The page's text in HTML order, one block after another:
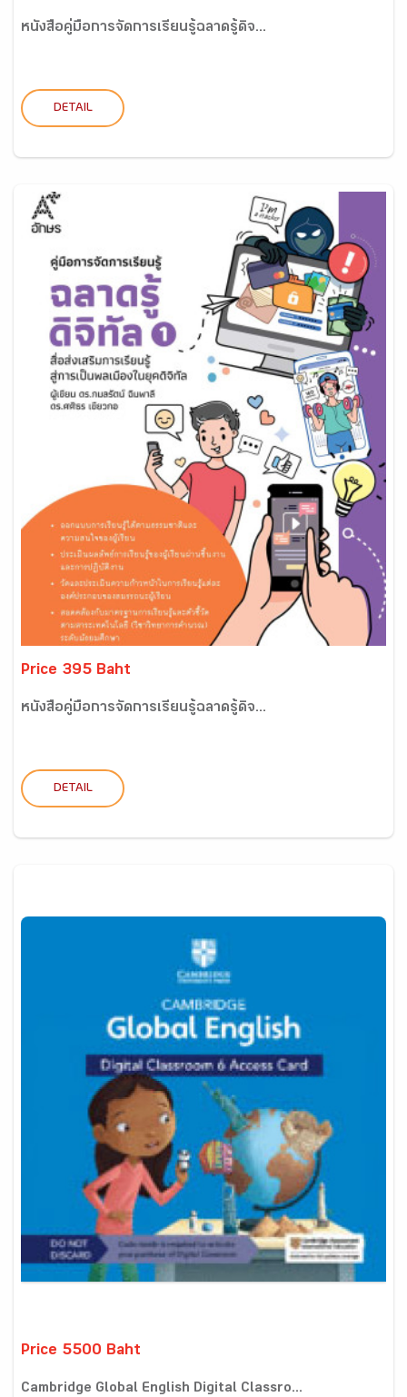
หนังสือคู่มือการจัดการเรียนรู้ฉลาดรู้ดิจ...
DETAIL
Price 395 Baht
หนังสือคู่มือการจัดการเรียนรู้ฉลาดรู้ดิจ...
DETAIL
Price 5500 Baht
Cambridge Global English Digital Classro...